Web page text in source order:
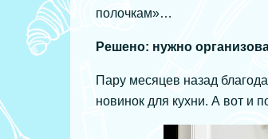
полочкам»…
Решено: нужно
Пару месяцев назад
новинок для кухни. А вот и